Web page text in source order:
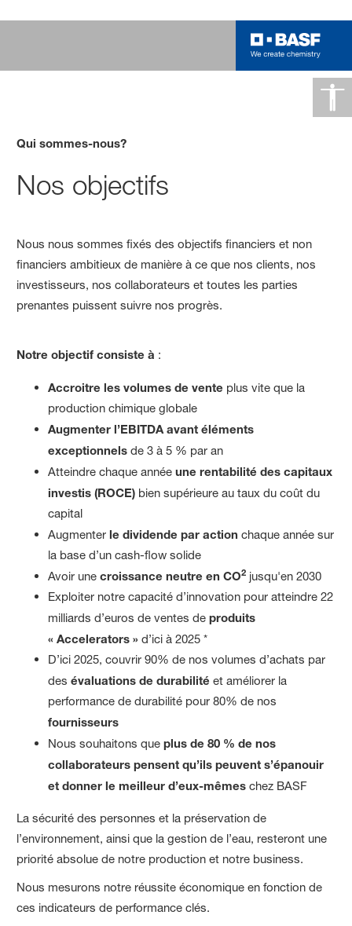
Qui sommes-nous?
Nos objectifs
Nous nous sommes fixés des objectifs financiers et non
financiers ambitieux de manière à ce que nos clients, nos
investisseurs, nos collaborateurs et toutes les parties
prenantes puissent suivre nos progrès.
Notre objectif consiste à :
Accroitre les volumes de vente plus vite que la
production chimique globale
Augmenter l’EBITDA avant éléments
exceptionnelsde 3 à 5 % par an
Atteindre chaque annéeune rentabilité des capitaux
investis (ROCE) bien supérieure au taux du coût du
capital
Augmenterle dividende par action chaque année sur
la base d’un cash-flow solide
Avoir unecroissance neutre en CO2 jusqu'en 2030
Exploiter notre capacité d’innovation pour atteindre 22
milliards d’euros de ventes deproduits
« Accelerators » d’ici à 2025 *
D’ici 2025, couvrir 90% de nos volumes d’achats par
des évaluations de durabilité et améliorer la
performance de durabilité pour 80% de nos
fournisseurs
Nous souhaitons queplus de 80 % de nos
collaborateurs pensent qu’ils peuvent s’épanouir
et donner le meilleur d’eux-mêmeschez BASF
La sécurité des personnes et la préservation de
l’environnement, ainsi que la gestion de l’eau, resteront une
priorité absolue de notre production et notre business.
Nous mesurons notre réussite économique en fonction de
ces indicateurs de performance clés.